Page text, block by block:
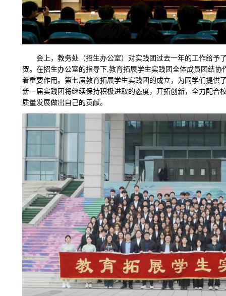
会上，教务处（招生办公室）对实践团过去一年的工作给予
贺。在招生办公室的指导下,教育拓展学生实践团全体成员团结
着重要作用。第七届教育拓展学生实践团的成立，为同学们提供
新一届实践团将继续保持积极进取的态度，开拓创新，全力配合
质量发展做出自己的贡献。